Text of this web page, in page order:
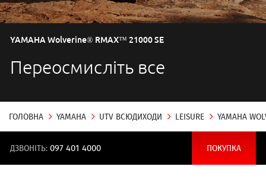
YAMAHA Wolverine® RMAX™ 21000 SE
Переосмисліть все
ГОЛОВНА YAMAHA UTV ВСЮДИХОДИ LEISURE YAMAHA
ПОКУПКА
ДЗВОНІТЬ: 097 401 4000